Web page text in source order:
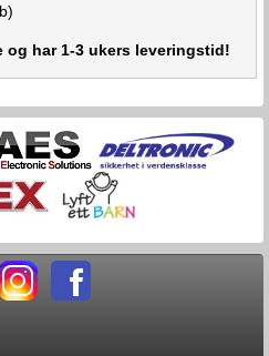
og har 1-3 ukers leveringstid!